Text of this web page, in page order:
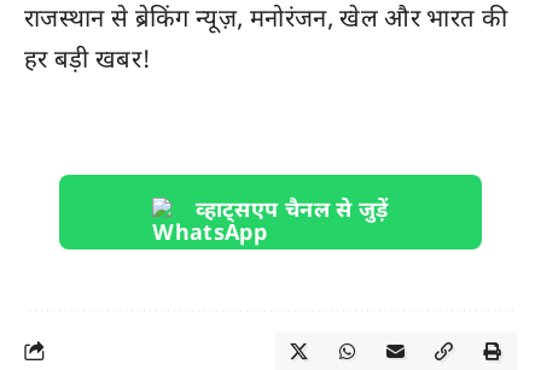
राजस्थानसे ब्रेकिंग न्यूज़, मनोरंजन, खेल औरभारत की
हर बड़ी खबर!
व्हाट्सएप चैनल से जुड़ें